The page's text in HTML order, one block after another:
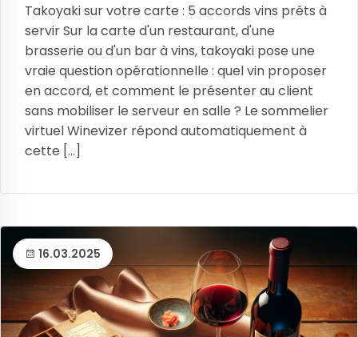
Takoyaki sur votre carte : 5 accords vins prêts à
servir Sur la carte d'un restaurant, d'une
brasserie ou d'un bar à vins, takoyaki pose une
vraie question opérationnelle : quel vin proposer
en accord, et comment le présenter au client
sans mobiliser le serveur en salle ? Le sommelier
virtuel Winevizer répond automatiquement à
cette [...]
16.03.2025